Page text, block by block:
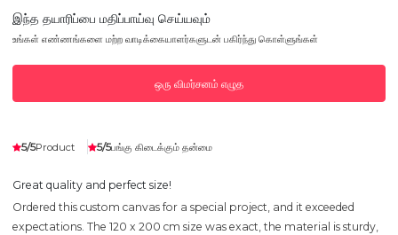
இந்த தயாரிப்பை மதிப்பாய்வு செய்யவும்
உங்கள் எண்ணங்களை மற்ற வாடிக்கையாளர்களுடன் பகிர்ந்து கொள்ளுங்கள்
ஒரு விமர்சனம் எழுத
5/5Product 5/5பங்கு கிடைக்கும் தன்மை
Great quality and perfect size!
Ordered this custom canvas for a special project, and it exceeded
expectations. The 120 x 200 cm size was exact, the material is sturdy,